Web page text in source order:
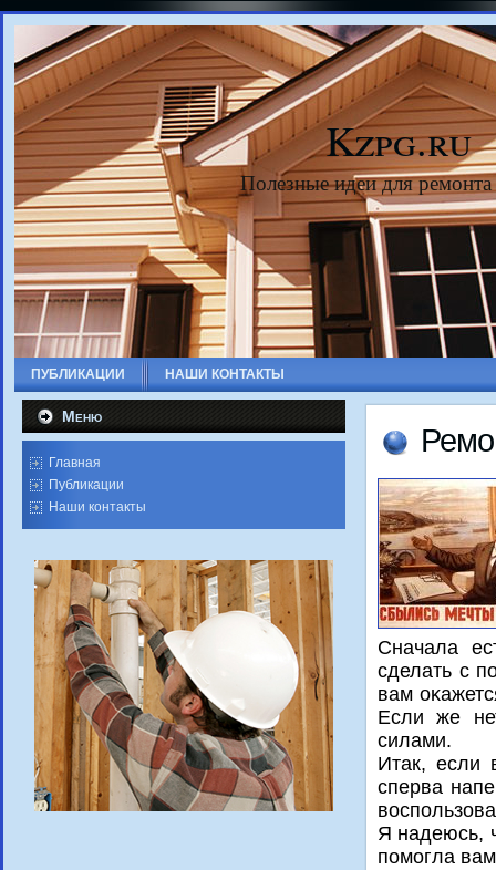
Kzpg.ru
Полезные идеи для
ПУБЛИКАЦИИ НАШИ КОНТАКТЫ
Меню
Главная
Публикации
Наши контакты
Сначала
сделать с
вам
Если же
силами.
Итак, если
сперва
Я надеюсь,
помогла